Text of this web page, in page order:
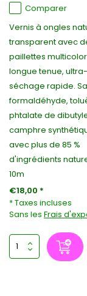
Comparer
Vernis à ongles
transparent avec
paillettes
longue tenue,
séchage rapide.
formaldéhyde,
phtalate de
camphre
avec plus de 85 %
d'ingrédients
10m
€18,00 *
* Taxes incluses
Sans les Frais